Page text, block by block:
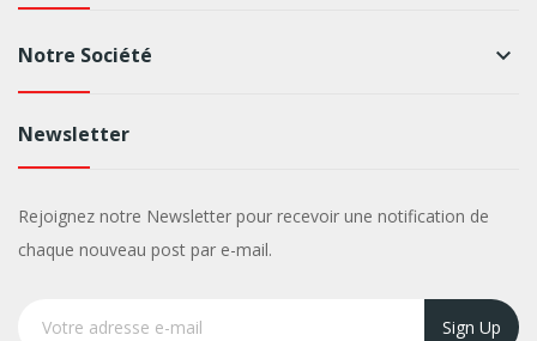
Notre Société keyboard_arrow_down
Newsletter
Rejoignez notre Newsletter pour recevoir une notification de
chaque nouveau post par e-mail.
Sign Up